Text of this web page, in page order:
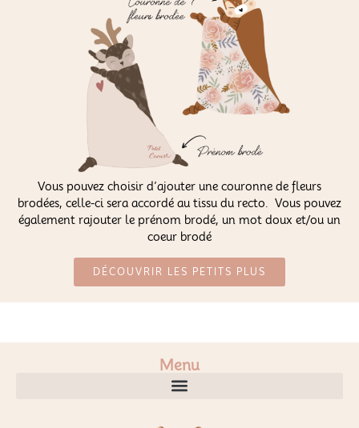
Vous pouvez choisir d’ajouter une couronne de fleurs
brodées, celle-ci sera accordé au tissu du recto. Vous pouvez
également rajouter le prénom brodé, un mot doux et/ou un
coeur brodé
DÉCOUVRIR LES PETITS PLUS
Menu